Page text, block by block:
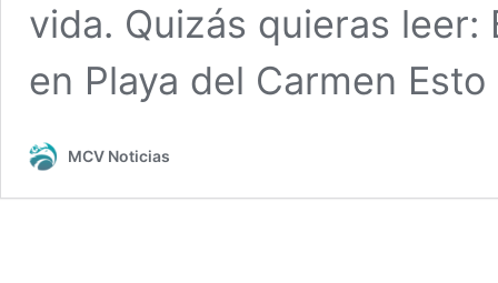
vida. Quizás quieras leer:
en Playa del Carmen
MCV Noticias